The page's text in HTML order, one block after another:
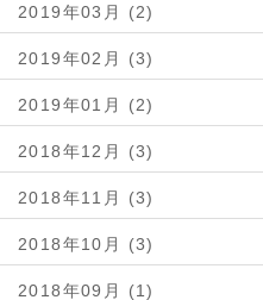
2019年03月 (2)
2019年02月 (3)
2019年01月 (2)
2018年12月 (3)
2018年11月 (3)
2018年10月 (3)
2018年09月 (1)